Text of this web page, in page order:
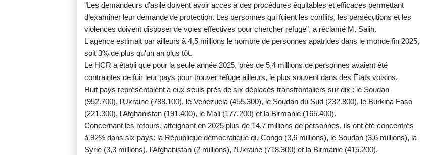
"Les demandeurs d’asile doivent avoir accès à des procédures équitables et efficaces permettant
d’examiner leur demande de protection. Les personnes qui fuient les conflits, les persécutions et les
violences doivent disposer de voies effectives pour chercher refuge", a réclamé M. Salih.
L'agence estimait par ailleurs à 4,5 millions le nombre de personnes apatrides dans le monde fin 2025,
soit 3% de plus qu'un an plus tôt.
Le HCR a établi que pour la seule année 2025, près de 5,4 millions de personnes avaient été
contraintes de fuir leur pays pour trouver refuge ailleurs, le plus souvent dans des États voisins.
Huit pays représentaient à eux seuls près de six déplacés transfrontaliers sur dix : le Soudan
(952.700), l’Ukraine (788.100), le Venezuela (455.300), le Soudan du Sud (232.800), le Burkina Faso
(221.300), l'Afghanistan (191.400), le Mali (177.200) et la Birmanie (165.400).
Concernant les retours, atteignant en 2025 plus de 14,7 millions de personnes, ils ont été concentrés
à 92% dans six pays: la République démocratique du Congo (3,6 millions), le Soudan (3,6 millions), la
Syrie (3,3 millions), l’Afghanistan (2 millions), l’Ukraine (718.300) et la Birmanie (415.200).